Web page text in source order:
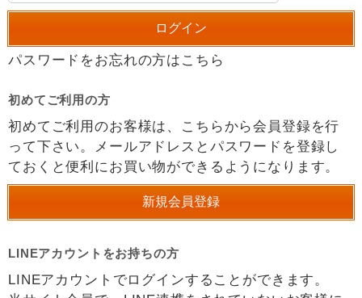
パスワードをお忘れの方はこちら
初めてご利用の方
初めてご利用のお客様は、こちらから会員登録を行
って下さい。メールアドレスとパスワードを登録し
ておくと便利にお買い物ができるようになります。
LINEアカウントをお持ちの方
LINEアカウントでログインすることができます。